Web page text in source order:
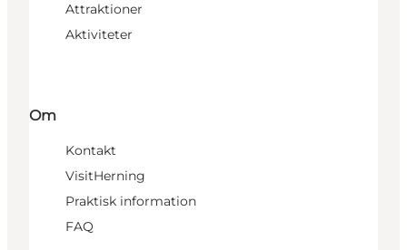
Attraktioner
Aktiviteter
Om
Kontakt
VisitHerning
Praktisk information
FAQ